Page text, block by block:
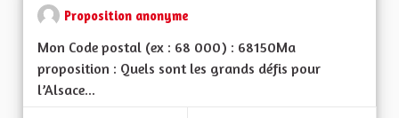
Proposition anonyme
Mon Code postal (ex : 68 000) : 68150Ma
proposition : Quels sont les grands défis pour
l’Alsace...